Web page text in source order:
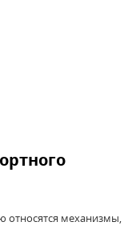
относятся механизмы,